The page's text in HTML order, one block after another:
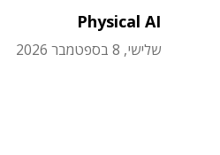
Physical AI
שלישי, 8 בספטמבר 2026